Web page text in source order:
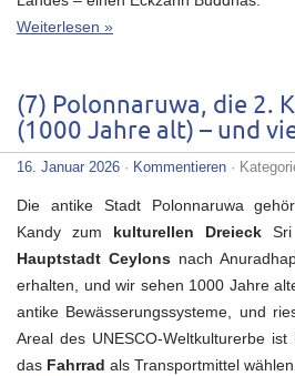
Weiterlesen »
(7) Polonnaruwa, die 2.
(1000 Jahre alt) – und
16. Januar 2026 · Kommentieren ·
Die antike Stadt Polonnaruwa
Kandy zum kulturellen Dreieck
Hauptstadt Ceylons nach
erhalten, und wir sehen 1000 Jahre
antike Bewässerungssysteme, und
Areal des UNESCO-Weltkulturerbe
das Fahrrad als Transportmittel wählen.